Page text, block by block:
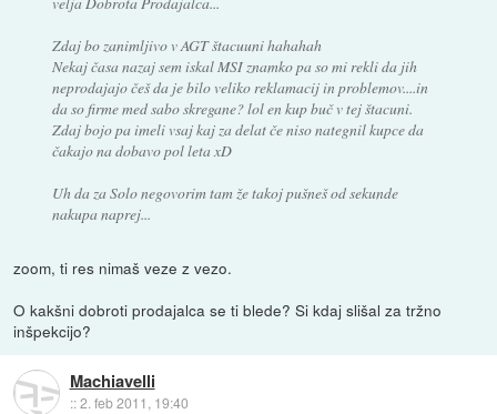
Zdaj bo zanimljivo v AGT štacuuni hahahah
Nekaj časa nazaj sem iskal MSI znamko pa so mi rekli da jih
neprodajajo češ da je bilo veliko reklamacij in problemov....in
da so firme med sabo skregane? lol en kup buč v tej štacuni.
Zdaj bojo pa imeli vsaj kaj za delat če niso nategnil kupce da
čakajo na dobavo pol leta xD
Uh da za Solo negovorim tam že takoj pušneš od sekunde
nakupa naprej...
zoom, ti res nimaš veze z vezo.
O kakšni dobroti prodajalca se ti blede? Si kdaj slišal za tržno
inšpekcijo?
Machiavelli
::2. feb 2011, 19:40